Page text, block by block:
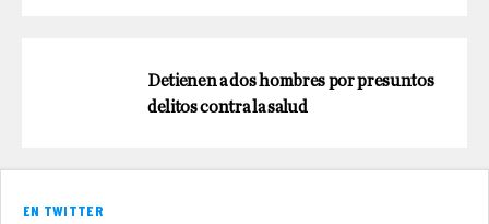
Detienen a dos hombres por presuntos
delitos contra la salud
EN TWITTER